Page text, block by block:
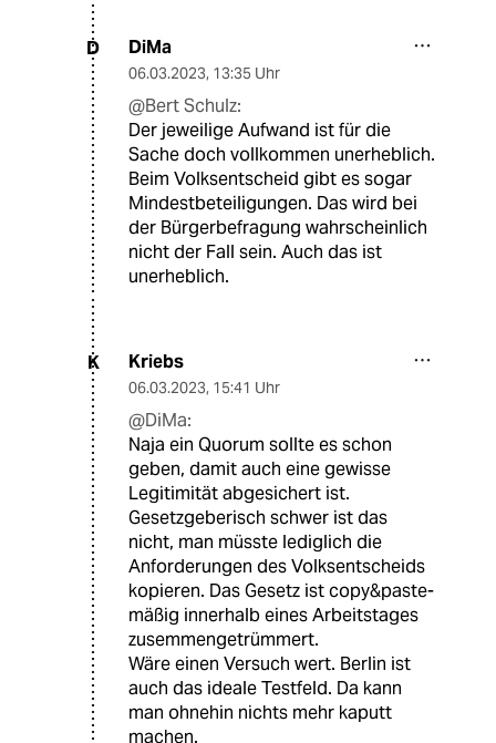
D DiMa
06.03.2023, 13:35 Uhr
@Bert Schulz:
Der jeweilige Aufwand ist für die
Sache doch vollkommen unerheblich.
Beim Volksentscheid gibt es sogar
Mindestbeteiligungen. Das wird bei
der Bürgerbefragung wahrscheinlich
nicht der Fall sein. Auch das ist
unerheblich.
K Kriebs
06.03.2023, 15:41 Uhr
@DiMa:
Naja ein Quorum sollte es schon
geben, damit auch eine gewisse
Legitimität abgesichert ist.
Gesetzgeberisch schwer ist das
nicht, man müsste lediglich die
Anforderungen des Volksentscheids
kopieren. Das Gesetz ist copy&paste-
mäßig innerhalb eines Arbeitstages
zusemmengetrümmert.
Wäre einen Versuch wert. Berlin ist
auch das ideale Testfeld. Da kann
man ohnehin nichts mehr kaputt
machen.